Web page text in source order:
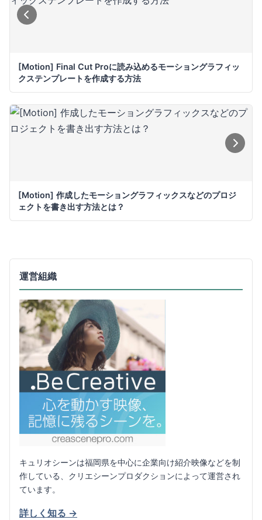
[Motion] Final Cut Proに読み込めるモーショングラフィッ
クステンプレートを作成する方法
[Motion] 作成したモーショングラフィックスなどのプロジ
ェクトを書き出す方法とは？
運営組織
キュリオシーンは福岡県を中心に企業向け紹介映像などを制
作している、クリエシーンプロダクションによって運営され
ています。
詳しく知る →